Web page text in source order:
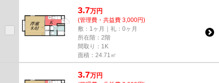
3.7万円
(管理費・共益費 3,000円)
敷：1ヶ月｜礼：0ヶ月
所在階：2階
間取り：1K
面積：24.71㎡
3.7万円